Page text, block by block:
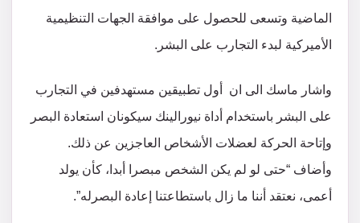
الماضية وتسعى للحصول على موافقة الجهات التنظيمية
الأميركية لبدء التجارب على البشر.
واشار ماسك الى ان أول تطبيقين مستهدفين في التجارب
على البشر باستخدام أداة نيورالينك سيكونان استعادة البصر
وإتاحة الحركة لعضلات الأشخاص العاجزين عن ذلك.
وأضاف “حتى لو لم يكن الشخص مبصرا أبدا، كأن يولد
أعمى، نعتقد أننا ما زال باستطاعتنا إعادة البصرله”.